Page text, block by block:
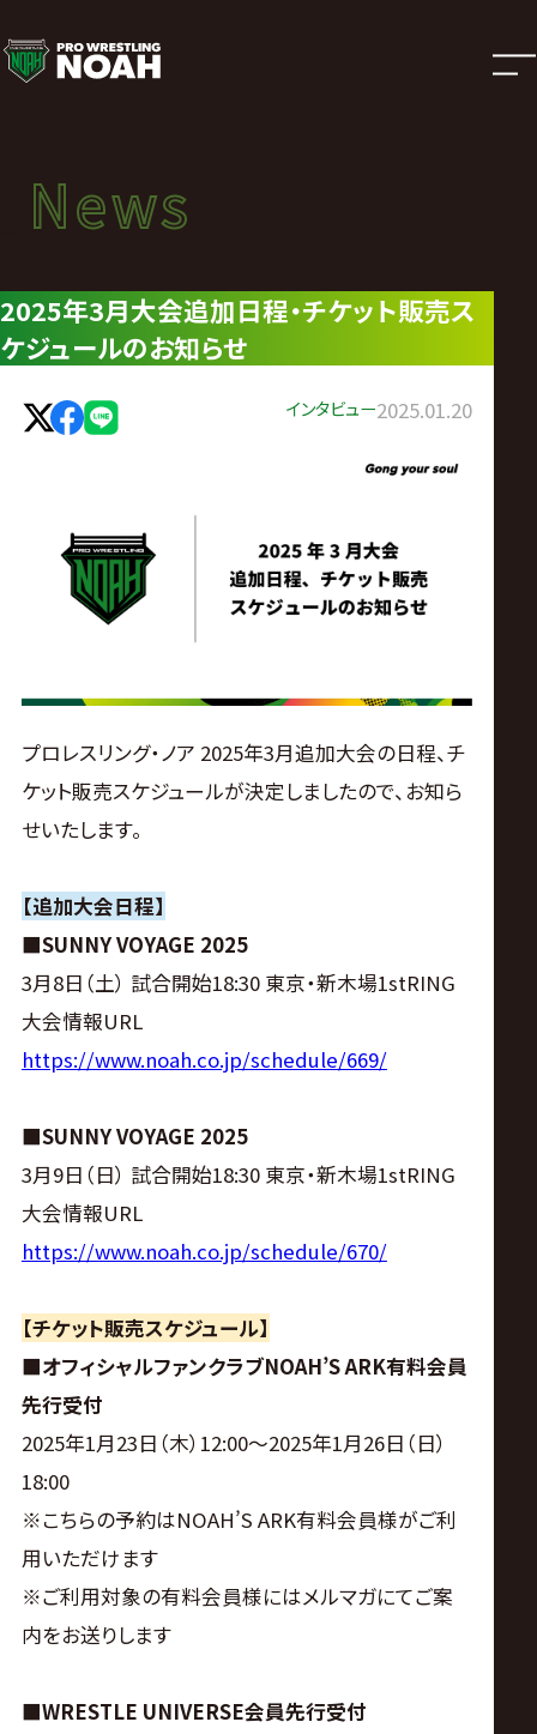
ニ
ュ
ー
ス
|
プ
ロ
ン
グ・
ノ
ア
公
式
サ
イ
ト
News
ニュース
News
2025年3月大会追加日程・チケット販売ス
ケジュールのお知らせ
インタビュー2025.01.20
プロレスリング・ノア 2025年3月追加大会の日程、チ
ケット販売スケジュールが決定しましたので、お知ら
せいたします。
【追加大会日程】
■SUNNY VOYAGE 2025
3月8日（土） 試合開始18:30 東京・新木場1stRING
大会情報URL
https://www.noah.co.jp/schedule/669/
■SUNNY VOYAGE 2025
3月9日（日） 試合開始18:30 東京・新木場1stRING
大会情報URL
https://www.noah.co.jp/schedule/670/
【チケット販売スケジュール】
■オフィシャルファンクラブNOAH’S ARK有料会員
先行受付
2025年1月23日（木）12:00〜2025年1月26日（日）
18:00
※こちらの予約はNOAH’S ARK有料会員様がご利
用いただけます
※ご利用対象の有料会員様にはメルマガにてご案
内をお送りします
■WRESTLE UNIVERSE会員先行受付